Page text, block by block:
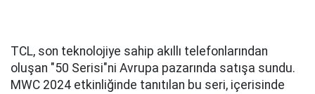
TCL, son teknolojiye sahip akıllı telefonlarından
oluşan "50 Serisi"ni Avrupa pazarında satışa sundu.
MWC 2024 etkinliğinde tanıtılan bu seri, içerisinde